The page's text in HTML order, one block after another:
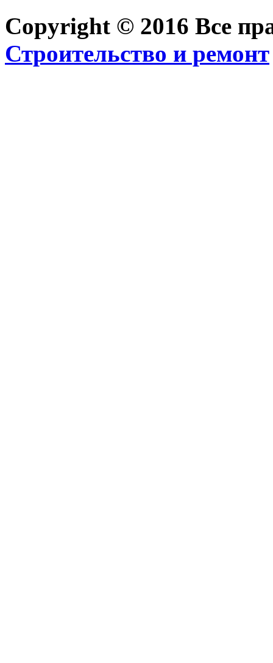
Copyright © 2016 Все
Строительство и ремонт